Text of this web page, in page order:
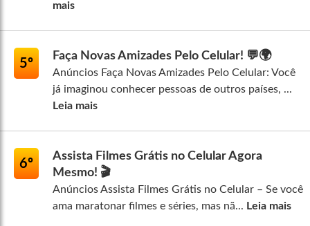
mais
5º
Faça Novas Amizades Pelo Celular! 💬🌍
Anúncios Faça Novas Amizades Pelo Celular: Você
já imaginou conhecer pessoas de outros países, ...
Leia mais
6º
Assista Filmes Grátis no Celular Agora
Mesmo! 🎬
Anúncios Assista Filmes Grátis no Celular – Se você
ama maratonar filmes e séries, mas nã... Leia mais